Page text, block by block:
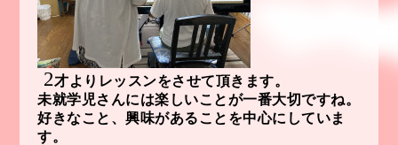
2才よりレッスンをさせて頂きます。
未就学児さんには楽しいことが一番大切ですね。
好きなこと、興味があることを中心にしていま
す。